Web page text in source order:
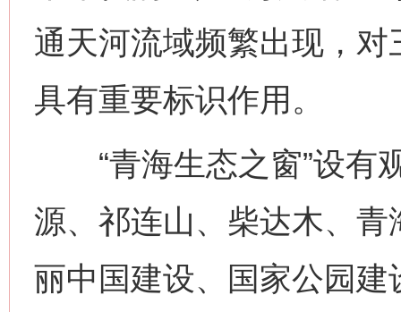
通天河流域频繁出现，
具有重要标识作用。
“青海生态之窗”设有
源、祁连山、柴达木、
丽中国建设、国家公园